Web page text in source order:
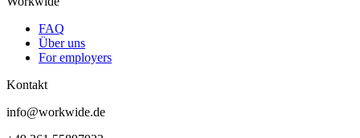
FAQ
Über uns
For employers
Kontakt
info@workwide.de